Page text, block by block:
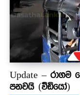
Update –
පනවයි (වීඩියෝ)